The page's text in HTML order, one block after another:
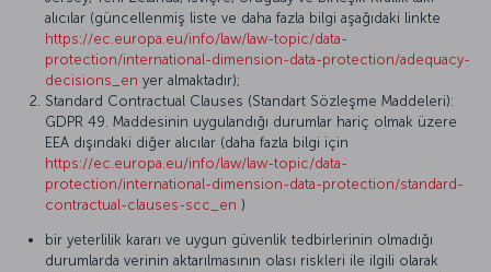
alıcılar (güncellenmiş liste ve daha fazla bilgi aşağıdaki linkte
https://ec.europa.eu/info/law/law-topic/data-
protection/international-dimension-data-protection/adequacy-
decisions_en yer almaktadır);
Standard Contractual Clauses (Standart Sözleşme Maddeleri):
GDPR 49. Maddesinin uygulandığı durumlar hariç olmak üzere
EEA dışındaki diğer alıcılar (daha fazla bilgi için
https://ec.europa.eu/info/law/law-topic/data-
protection/international-dimension-data-protection/standard-
contractual-clauses-scc_en )
bir yeterlilik kararı ve uygun güvenlik tedbirlerinin olmadığı
durumlarda verinin aktarılmasının olası riskleri ile ilgili olarak